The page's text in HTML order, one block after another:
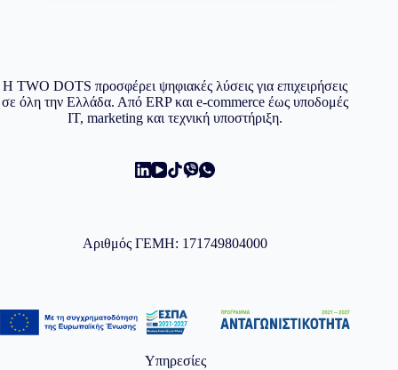
Η TWO DOTS προσφέρει ψηφιακές λύσεις για επιχειρήσεις
σε όλη την Ελλάδα. Από ERP και e-commerce έως υποδομές
IT, marketing και τεχνική υποστήριξη.
Αριθμός ΓΕΜΗ: 171749804000
Υπηρεσίες